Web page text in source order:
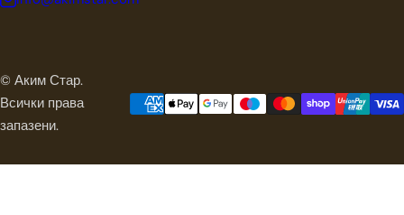
© Аким Стар.
Всички права
запазени.